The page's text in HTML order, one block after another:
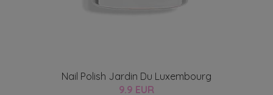
Nail Polish Jardin Du Luxembourg
9.9 EUR